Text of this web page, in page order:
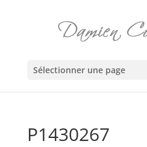
Sélectionner une page
P1430267